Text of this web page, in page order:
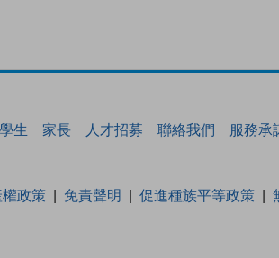
生 家長 人才招募 聯絡我們 服務承
政策 免責聲明 促進種族平等政策